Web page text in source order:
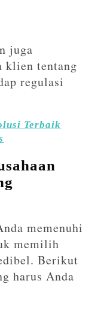
juga
klien tentang
regulasi
Terbaik
memenuhi
memilih
Berikut
harus Anda